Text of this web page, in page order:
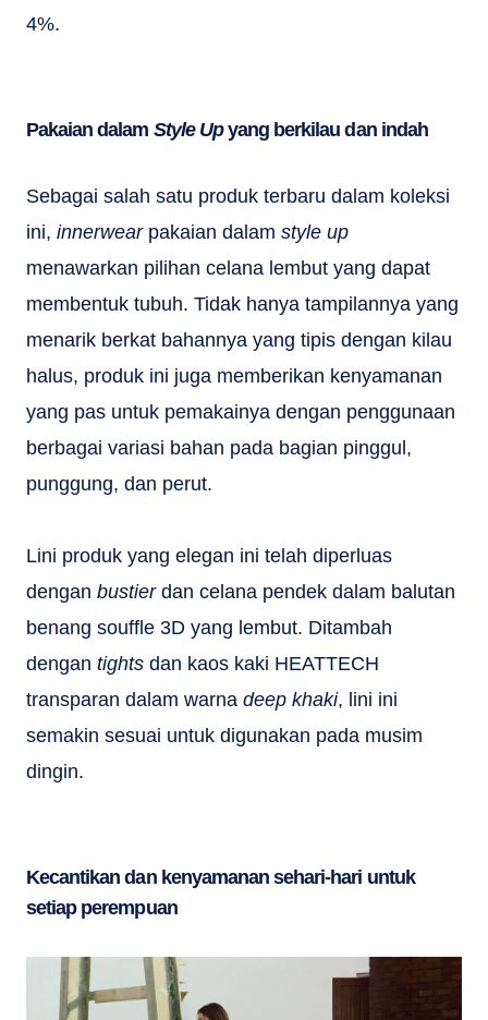
4%.
Pakaian dalam Style Upyang berkilau dan indah
Sebagai salah satu produk terbaru dalam koleksi
ini, innerwear pakaian dalam style up
menawarkan pilihan celana lembut yang dapat
membentuk tubuh. Tidak hanya tampilannya yang
menarik berkat bahannya yang tipis dengan kilau
halus, produk ini juga memberikan kenyamanan
yang pas untuk pemakainya dengan penggunaan
berbagai variasi bahan pada bagian pinggul,
punggung, dan perut.
Lini produk yang elegan ini telah diperluas
dengan bustierdan celana pendek dalam balutan
benang souffle 3D yang lembut. Ditambah
dengan tights dan kaos kaki HEATTECH
transparan dalam warna deep khaki, lini ini
semakin sesuai untuk digunakan pada musim
dingin.
Kecantikan dan kenyamanan sehari-hari untuk
setiap perempuan